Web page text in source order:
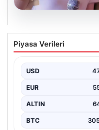
‘Yeraltı’
duyurusunda
Piyasa Verileri
USD
EUR
ALTIN
BTC